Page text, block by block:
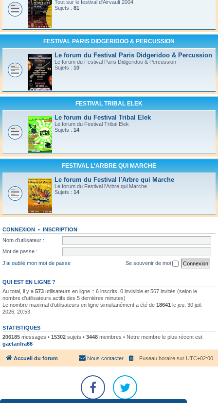
Tout sur le festival d'Airvault 2004.
Sujets : 81
FESTIVAL PARIS DIDGERIDOO & PERCUSSION
Le forum du Festival Paris Didgeridoo & Percussion
Le forum du Festival Paris Didgeridoo & Percussion
Sujets : 10
FESTIVAL TRIBAL ELEK
Le forum du Festival Tribal Elek
Le forum du Festival Tribal Elek
Sujets : 14
FESTIVAL L'ARBRE QUI MARCHE
Le forum du Festival l'Arbre qui Marche
Le forum du Festival l'Arbre qui Marche
Sujets : 14
CONNEXION • INSCRIPTION
Nom d’utilisateur :
Mot de passe :
J’ai oublié mon mot de passe
Se souvenir de moi
QUI EST EN LIGNE ?
Au total, il y a 573 utilisateurs en ligne :: 6 inscrits, 0 invisible et 567 invités (selon le
nombre d’utilisateurs actifs des 5 dernières minutes)
Le nombre maximal d’utilisateurs en ligne simultanément a été de 18641 le jeu. 30 juil.
2026, 20:53
STATISTIQUES
206185 messages • 15302 sujets • 3448 membres • Notre membre le plus récent est
gaetanfra66
Accueil du forum Fuseau horaire sur UTC+02:00
Nous contacter